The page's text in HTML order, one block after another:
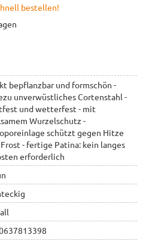
bestellen!
bepflanzbar und formschön -
unverwüstliches Cortenstahl -
und wetterfest - mit
Wurzelschutz -
schützt gegen Hitze
- fertige Patina: kein langes
erforderlich